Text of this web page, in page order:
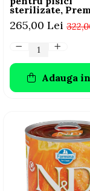
sterilizate,
Club 4 PAWS, 14
265,00 Lei
Adauga